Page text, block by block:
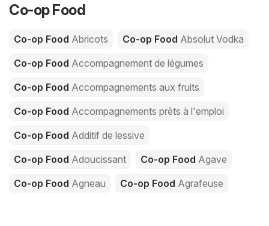
Co-op Food
Co-op Food Abricots Co-op Food Absolut Vodka
Co-op Food Accompagnement de légumes
Co-op Food Accompagnements aux fruits
Co-op Food Accompagnements prêts à l'emploi
Co-op Food Additif de lessive
Co-op Food Adoucissant Co-op Food Agave
Co-op Food Agneau Co-op Food Agrafeuse